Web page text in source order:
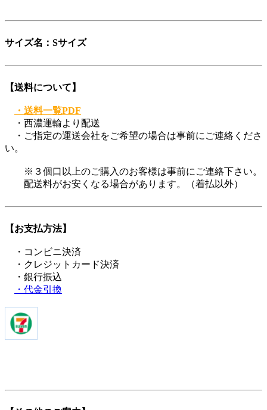
サイズ名：Sサイズ
【送料について】
・送料一覧PDF
・西濃運輸より配送
・ご指定の運送会社をご希望の場合は事前にご連絡くださ
い。
※３個口以上のご購入のお客様は事前にご連絡下さい。
配送料がお安くなる場合があります。（着払以外）
【お支払方法】
・コンビニ決済
・クレジットカード決済
・銀行振込
・代金引換